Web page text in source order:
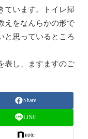
ています。トイレ掃
えをなんらかの形で
と思っているところ
表し、ますますのご
Share
LINE
note